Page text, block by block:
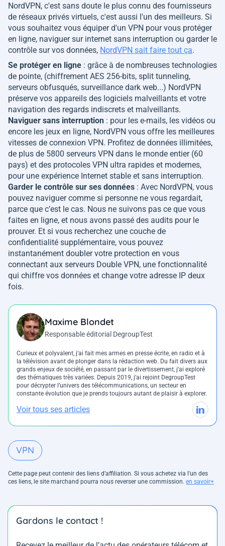
NordVPN, c'est sans doute le plus connu des fournisseurs
de réseaux privés virtuels, c'est aussi l'un des meilleurs. Si
vous souhaitez vous équiper d'un VPN pour vous protéger
en ligne, naviguer sur internet sans interruption ou garder le
contrôle sur vos données, NordVPN sait faire tout ça.
Se protéger en ligne : grâce à de nombreuses technologies
de pointe, (chiffrement AES 256-bits, split tunneling,
serveurs obfusqués, surveillance dark web...) NordVPN
préserve vos appareils des logiciels malveillants et votre
navigation des regards indiscrets et malveillants.
Naviguer sans interruption : pour les e-mails, les vidéos ou
encore les jeux en ligne, NordVPN vous offre les meilleures
vitesses de connexion VPN. Profitez de données illimitées,
de plus de 5800 serveurs VPN dans le monde entier (60
pays) et des protocoles VPN ultra rapides et modernes,
pour une expérience Internet stable et sans interruption.
Garder le contrôle sur ses données : Avec NordVPN, vous
pouvez naviguer comme si personne ne vous regardait,
parce que c’est le cas. Nous ne suivons pas ce que vous
faites en ligne, et nous avons passé des audits pour le
prouver. Et si vous recherchez une couche de
confidentialité supplémentaire, vous pouvez
instantanément doubler votre protection en vous
connectant aux serveurs Double VPN, une fonctionnalité
qui chiffre vos données et change votre adresse IP deux
fois.
Maxime Blondet
Responsable éditorial DegroupTest
Curieux et polyvalent, j’ai fait mes armes en presse écrite, en radio et à
la télévision avant de plonger dans la rédaction web. Du fait divers aux
grands enjeux de société, en passant par le divertissement, j’ai exploré
des thématiques très variées. Depuis 2019, j’ai rejoint DegroupTest
pour décrypter l’univers des télécommunications, un secteur en
constante évolution que je prends toujours autant de plaisir à explorer.
Voir tous ses articles
VPN
Cette page peut contenir des liens d’affiliation. Si vous achetez via l'un des
ces liens, le site marchand pourra nous reverser une commission. en savoir+
Gardons le contact !